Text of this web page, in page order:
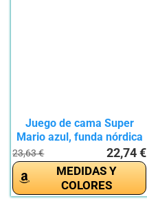
Juego de cama Super
Mario azul, funda nórdica
23,63 € 22,74 €
MEDIDAS Y
COLORES